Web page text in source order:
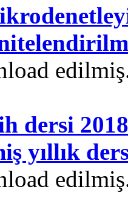
dersi
yıllık